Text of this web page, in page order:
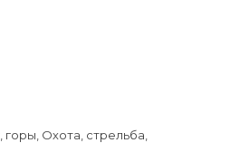
горы, Охота, стрельба,